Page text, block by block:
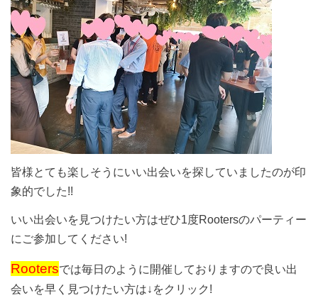
皆様とても楽しそうにいい出会いを探していましたのが印
象的でした!!
いい出会いを見つけたい方はぜひ1度Rootersのパーティー
にご参加してください!
Rootersでは毎日のように開催しておりますので良い出
会いを早く見つけたい方は↓をクリック!